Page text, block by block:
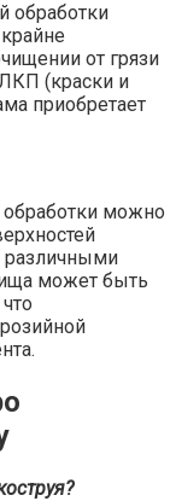
обработки
от грязи
(краски и
приобретает
можно
различными
может быть